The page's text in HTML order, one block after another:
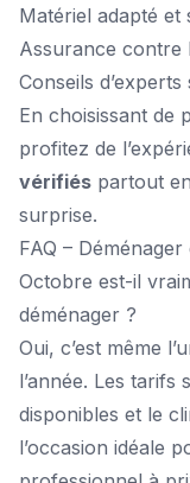
Matériel adapté et
Assurance contre
Conseils
En choisissant de
profitez de
vérifiés partout
surprise.
FAQ –
Octobre est-il
déménager ?
Oui, c’est même
l’année. Les
disponibles et le
l’occasion idéale